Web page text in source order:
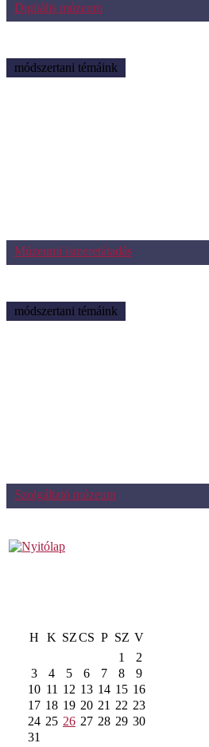
Digitális múzeum
módszertani témáink
Múzeumi ismeretátadás
módszertani témáink
Szolgáltató múzeum
H K SZCS P SZ V
1
2
3
4 5 6 7 8
9
10 11 12 13 14 15 16
17 18 19 20 21 22 23
24 25 26 27 28 29 30
31